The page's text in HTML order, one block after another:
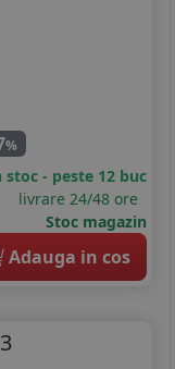
%
stoc - peste 12 buc
livrare 24/48 ore
Stoc magazin
Adauga in cos